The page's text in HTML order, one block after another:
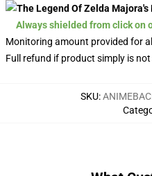
Always shielded from click on
Monitoring amount provided for
Full refund if product simply is
SKU: